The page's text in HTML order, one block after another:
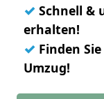
✓ Schnell &
erhalten!
✓ Finden
Umzug!